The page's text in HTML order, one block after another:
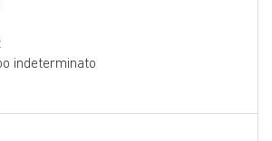
indeterminato